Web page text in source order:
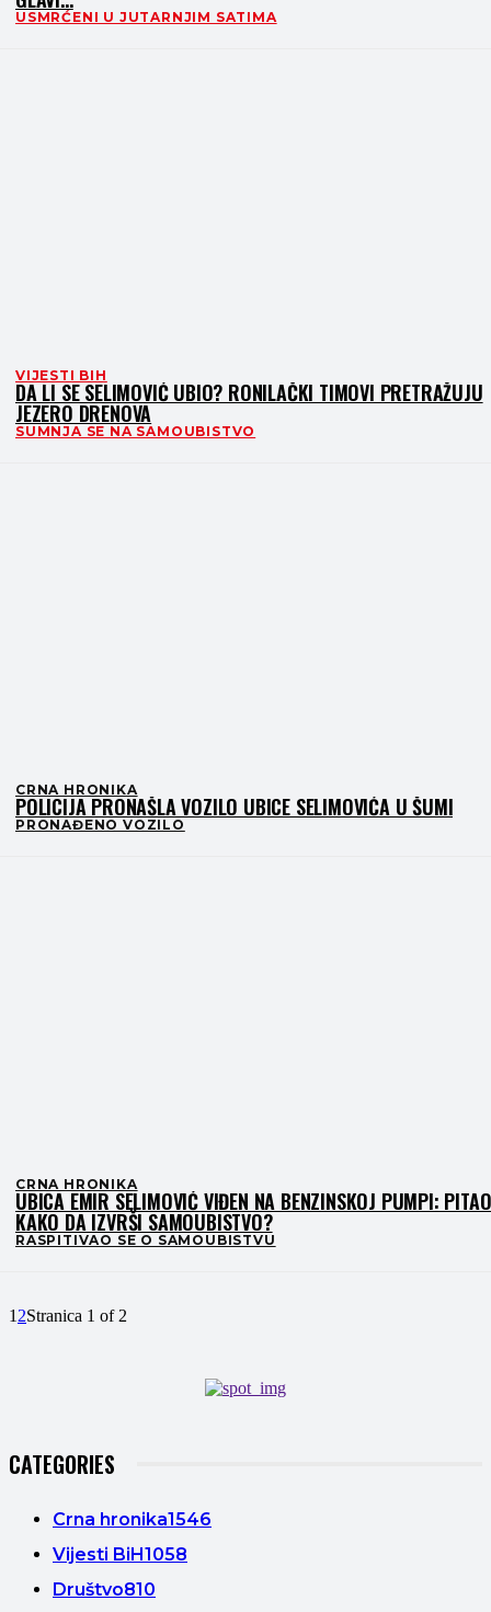
USMRĆENI U JUTARNJIM SATIMA
VIJESTI BIH
DA LI SE SELIMOVIĆ UBIO? RONILAČKI TIMOVI PRETRAŽUJU
JEZERO DRENOVA
SUMNJA SE NA SAMOUBISTVO
CRNA HRONIKA
POLICIJA PRONAŠLA VOZILO UBICE SELIMOVIĆA U ŠUMI
PRONAĐENO VOZILO
CRNA HRONIKA
UBICA EMIR SELIMOVIĆ VIĐEN NA BENZINSKOJ PUMPI: PITAO
KAKO DA IZVRŠI SAMOUBISTVO?
RASPITIVAO SE O SAMOUBISTVU
1 2Stranica 1 of 2
CATEGORIES
Crna hronika1546
Vijesti BiH1058
Društvo810